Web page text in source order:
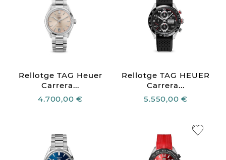
Rellotge TAG Heuer
Carrera...
4.700,00 €
Rellotge TAG HEUER
Carrera...
5.550,00 €